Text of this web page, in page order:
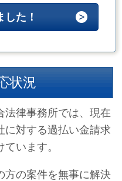
た！
状況
法律事務所では、現在
に対する過払い金請求
います。
方の案件を無事に解決